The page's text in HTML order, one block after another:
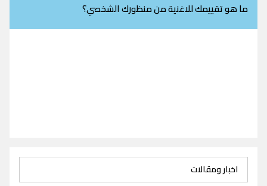
ما هو تقييمك للاغنية من منظورك الشخصي؟
اخبار ومقالات